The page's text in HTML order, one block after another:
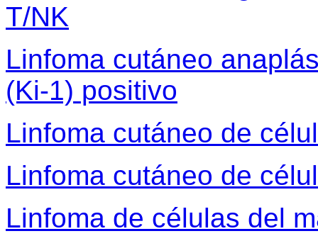
T/NK
Linfoma cutáneo
(Ki-1) positivo
Linfoma cutáneo de
Linfoma cutáneo de
Linfoma de células del